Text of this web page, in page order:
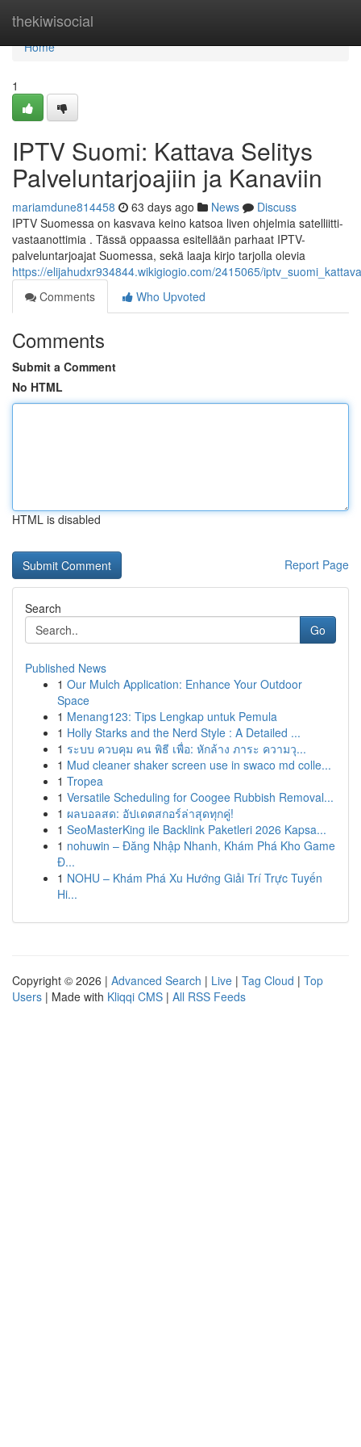
thekiwisocial
Home
Home
1
IPTV Suomi: Kattava Selitys
Palveluntarjoajiin ja Kanaviin
mariamdune814458 63 days ago News
Discuss
IPTV Suomessa on kasvava keino katsoa liven ohjelmia satelliitti-
vastaanottimia . Tässä oppaassa esitellään parhaat IPTV-
palveluntarjoajat Suomessa, sekä laaja kirjo tarjolla olevia
https://elijahudxr934844.wikigiogio.com/2415065/
Comments
Who Upvoted
Comments
Submit a Comment
No HTML
HTML is disabled
Report Page
Search
Go
Published News
1 Our Mulch Application: Enhance Your Outdoor
Space
1 Menang123: Tips Lengkap untuk Pemula
1 Holly Starks and the Nerd Style : A Detailed ...
1 ระบบ ควบคุม คน พิธี เพื่อ: หักล้าง ภาระ ความวุ...
1 Mud cleaner shaker screen use in swaco md colle...
1 Tropea
1 Versatile Scheduling for Coogee Rubbish Removal...
1 ผลบอลสด: อัปเดตสกอร์ล่าสุดทุกคู่!
1 SeoMasterKing ile Backlink Paketleri 2026 Kapsa...
1 nohuwin – Đăng Nhập Nhanh, Khám Phá Kho Game
Đ...
1 NOHU – Khám Phá Xu Hướng Giải Trí Trực Tuyến
Hi...
Copyright © 2026 | Advanced Search | Live | Tag Cloud | Top
Users | Made with Kliqqi CMS | All RSS Feeds